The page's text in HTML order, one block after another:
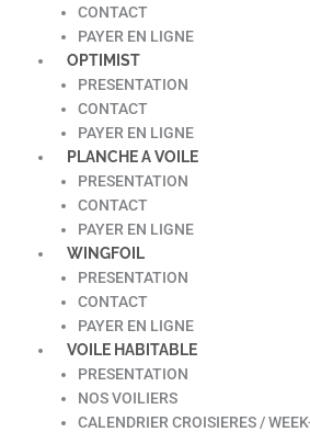
CONTACT
PAYER EN LIGNE
OPTIMIST
PRESENTATION
CONTACT
PAYER EN LIGNE
PLANCHE A VOILE
PRESENTATION
CONTACT
PAYER EN LIGNE
WINGFOIL
PRESENTATION
CONTACT
PAYER EN LIGNE
VOILE HABITABLE
PRESENTATION
NOS VOILIERS
CALENDRIER CROISIERES /